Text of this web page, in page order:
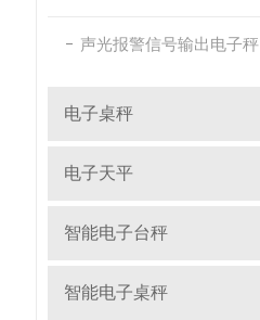
声光报警信号输出电子秤
电子桌秤
电子天平
智能电子台秤
智能电子桌秤